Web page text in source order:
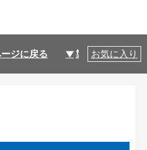
ジに戻る 製品仕様
お気に入り